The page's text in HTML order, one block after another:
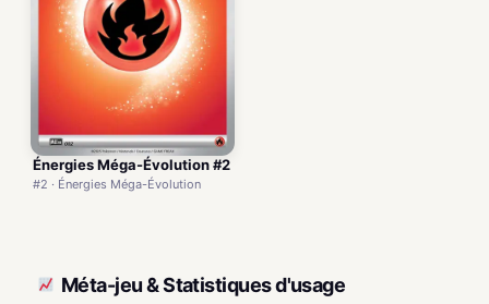
Énergies Méga-Évolution #2
#2 · Énergies Méga-Évolution
Méta-jeu & Statistiques d'usage